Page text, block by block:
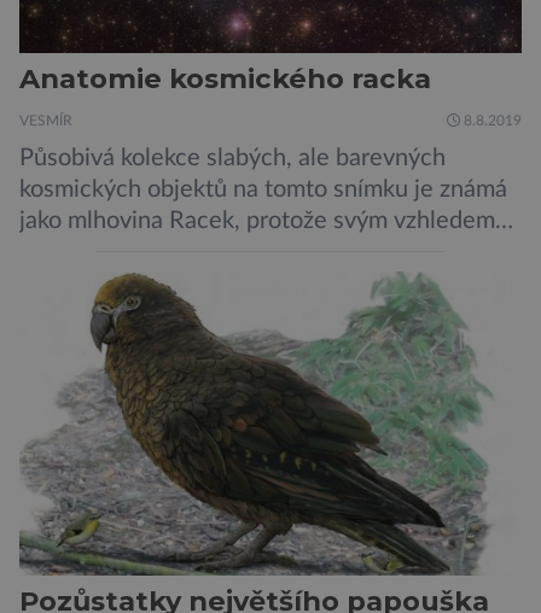
Anatomie kosmického racka
VESMÍR 8.8.2019
Působivá kolekce slabých, ale barevných
kosmických objektů na tomto snímku je známá
jako mlhovina Racek, protože svým vzhledem
prachu, vodíku, hélia a malého množství těžších
chemických prvků. Celá oblast je místem zrodu
nových hvězd. Mimořádné rozlišení tohoto
záběru pořízeného pomocí přehlídkového
teleskopu ESO/VST odhaluje detaily
jednotlivých astronomických objektů, […]
Pozůstatky největšího papouška